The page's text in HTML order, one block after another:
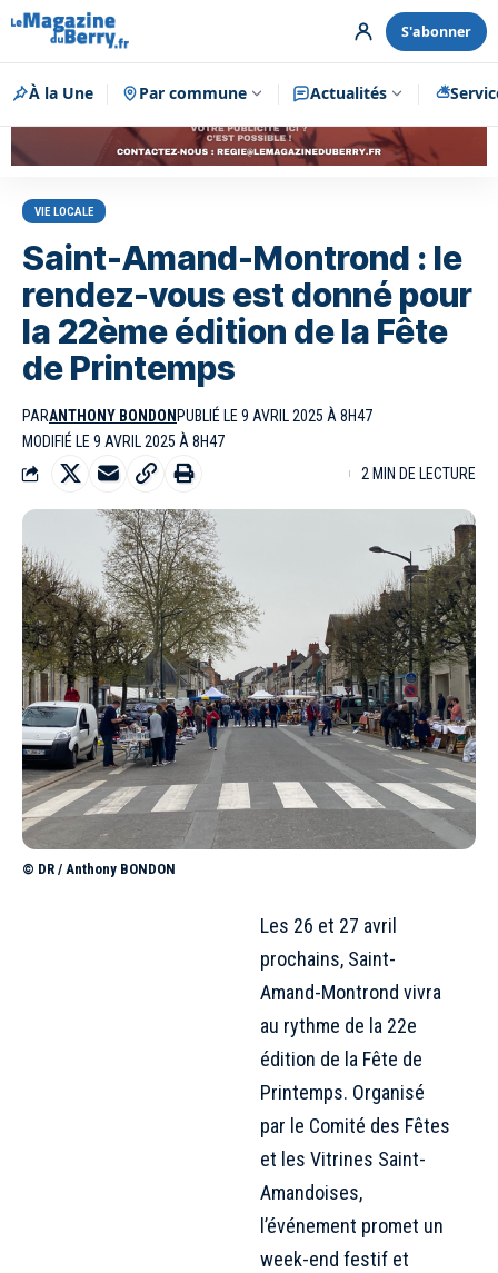
S'abonner
À la Une Par commune Actualités
Publicité
VIE LOCALE
Saint-Amand-Montrond : le
rendez-vous est donné pour
la 22ème édition de la Fête
de Printemps
PARANTHONY BONDON PUBLIÉ LE 9 AVRIL 2025 À 8H47
MODIFIÉ LE 9 AVRIL 2025 À 8H47
2 MIN DE LECTURE
© DR / Anthony BONDON
Les 26 et 27 avril
prochains, Saint-
Amand-Montrond vivra
au rythme de la 22e
édition de la Fête de
Printemps. Organisé
par le Comité des Fêtes
et les Vitrines Saint-
Amandoises,
l’événement promet un
week-end festif et